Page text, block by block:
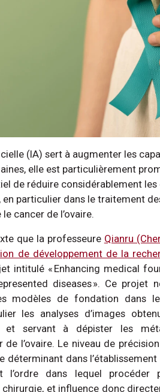
(IA) sert à augmenter les
elle est particulièrement
de réduire considérablement
particulier dans le traitement
cancer de l’ovaire.
que la professeure Qianru
de développement de la
intitulé « Enhancing medical
diseases ». Ce projet
modèles de fondation dans
les analyses d’images
et servant à dépister les
de l’ovaire. Le niveau de
déterminant dans l’établissement
l’ordre dans lequel procéder
et influence donc